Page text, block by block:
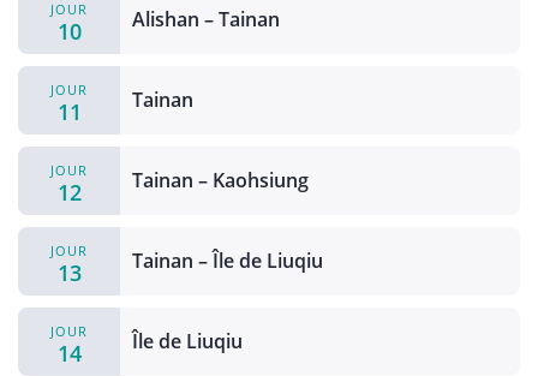
JOUR
10 Alishan – Tainan
JOUR
11 Tainan
JOUR
12 Tainan – Kaohsiung
JOUR
13 Tainan – Île de Liuqiu
JOUR
14 Île de Liuqiu